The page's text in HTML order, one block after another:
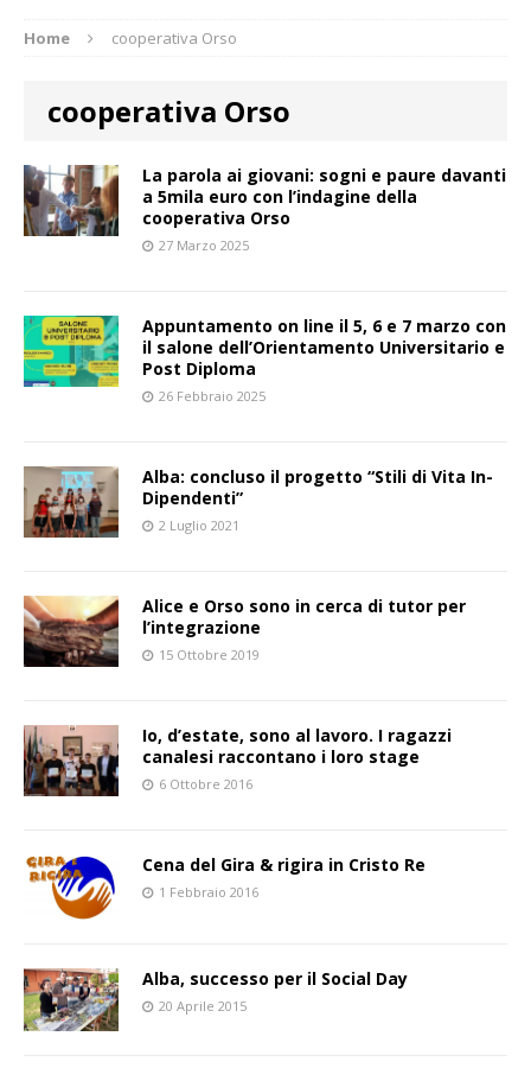
Home cooperativa Orso
cooperativa Orso
La parola ai giovani: sogni e paure davanti
a 5mila euro con l’indagine della
cooperativa Orso
27 Marzo 2025
Appuntamento on line il 5, 6 e 7 marzo con
il salone dell’Orientamento Universitario e
Post Diploma
26 Febbraio 2025
Alba: concluso il progetto “Stili di Vita In-
Dipendenti”
2 Luglio 2021
Alice e Orso sono in cerca di tutor per
l’integrazione
15 Ottobre 2019
Io, d’estate, sono al lavoro. I ragazzi
canalesi raccontano i loro stage
6 Ottobre 2016
Cena del Gira & rigira in Cristo Re
1 Febbraio 2016
Alba, successo per il Social Day
20 Aprile 2015